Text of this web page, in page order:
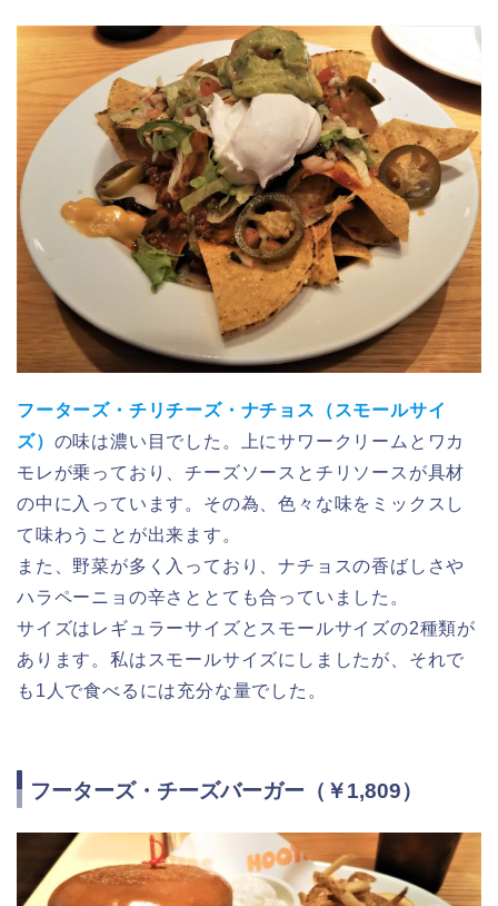
フーターズ・チリチーズ・ナチョス（スモールサイ
ズ） の味は濃い目でした。上にサワークリームとワカ
モレが乗っており、チーズソースとチリソースが具材
の中に入っています。その為、色々な味をミックスし
て味わうことが出来ます。
また、野菜が多く入っており、ナチョスの香ばしさや
ハラペーニョの辛さととても合っていました。
サイズはレギュラーサイズとスモールサイズの2種類が
あります。私はスモールサイズにしましたが、それで
も1人で食べるには充分な量でした。
フーターズ・チーズバーガー（￥1,809）